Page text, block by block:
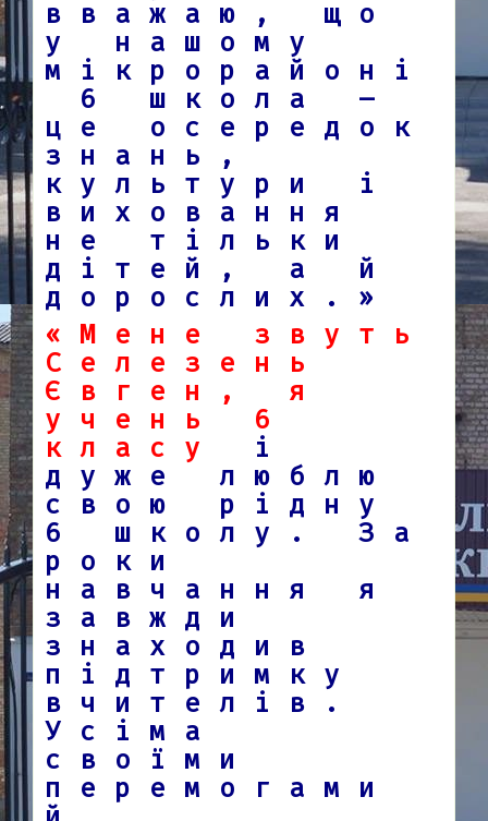
вважаю, що
у нашому
мікрорайоні
6 школа –
це осередок
знань,
культури і
виховання
не тільки
дітей, а й
дорослих.»
«Мене звуть
Селезень
Євген, я
учень 6
класу
і
дуже люблю
свою рідну
6 школу. За
роки
навчання я
завжди
знаходив
підтримку
вчителів.
Усіма
своїми
перемогами